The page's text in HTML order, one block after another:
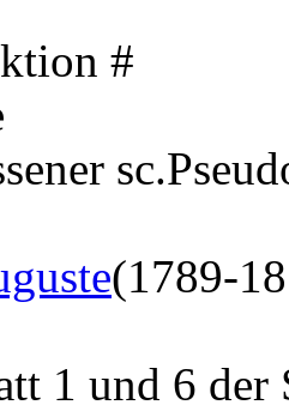
#
sc.
(1789-
1 und 6